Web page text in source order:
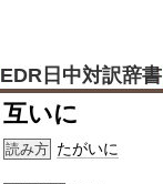
EDR日中対訳辞書
互いに
読み方 たがいに